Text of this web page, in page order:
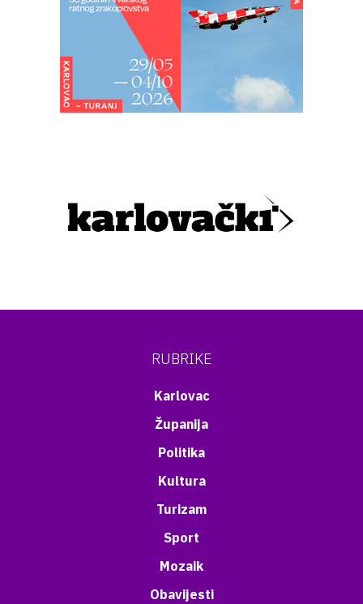
RUBRIKE
Karlovac
Županija
Politika
Kultura
Turizam
Sport
Mozaik
Obavijesti